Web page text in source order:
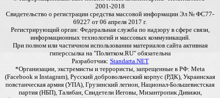
2001-2018
Свидетельство о регистрации средства массовой информации Эл № ФС77-
69227 от 06 апреля 2017 г.
Регистрирующий орган: Федеральная служба по надзору в сфере связи,
информационных технологий и массовых коммуникаций.
При полном или частичном использовании материалов сайта активная
гиперссылка на "Политком.RU" обязательна
Разработчик: Standarta.NET
*Организации, экстремисты и террористы, запрещенные в РФ: Meta
(Facebook и Instagram), Русский добровольческий корпус (РДК), Украинская
повстанческая армия (УПА), Грузинский легион, Национал-Большевистская
партия (НБП), Талибан, Свидетели Иеговы, Мизантропик Дивижн,